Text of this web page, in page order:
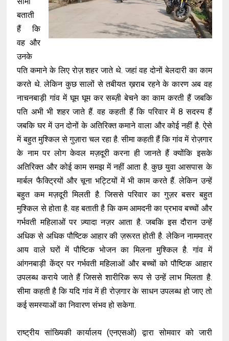
बताती
हैं कि
वह और
उनके
पति कमाने के लिए रोज़ शहर जाते थे. जहां वह दोनों बेलदारी का काम
करते थे. लेकिन कुछ सालों से तबीयत ख़राब रहने के कारण अब वह
नाचनबाड़ी गांव में घूम घूम कर सब्ज़ी बेचने का काम करती हैं जबकि
पति अभी भी शहर जाते हैं. वह कहती हैं कि परिवार में 8 सदस्य हैं
जबकि घर में उन दोनों के अतिरिक्त कमाने वाला और कोई नहीं है. ऐसे
में बहुत मुश्किल से गुज़ारा चल रहा है. सीमा कहती हैं कि गांव में रोज़गार
के नाम पर लोग केवल मज़दूरी करना ही जानते हैं क्योंकि इसके
अतिरिक्त और कोई काम समझ में नहीं आता है. कुछ युवा आसपास के
मार्बल फैक्ट्रियों और चूना भट्टियों में भी काम करते हैं. लेकिन उन्हें
बहुत कम मज़दूरी मिलती है. जिससे परिवार का गुज़र बसर बहुत
मुश्किल से होता है. वह बताती है कि कम आमदनी का प्रभाव बच्चों और
गर्भवती महिलाओं पर ज़्यादा नज़र आता है. जबकि इस दौरान उन्हें
अधिक से अधिक पौष्टिक आहार की ज़रूरत होती है. लेकिन नाममात्र
आय वाले घरों में पौष्टिक भोजन का मिलना मुश्किल है. गांव में
आंगनबाड़ी केंद्र पर गर्भवती महिलाओं और बच्चों को पौष्टिक आहार
उपलब्ध कराये जाते हैं जिससे शारीरिक रूप से उन्हें लाभ मिलता है.
सीमा कहती है कि यदि गांव में ही रोज़गार के साधन उपलब्ध हो जाए तो
कई समस्याओं का निवारण संभव हो सकेगा.
राष्ट्रीय सांख्यिकी कार्यालय (एनएसओ) द्वारा सोमवार को जारी